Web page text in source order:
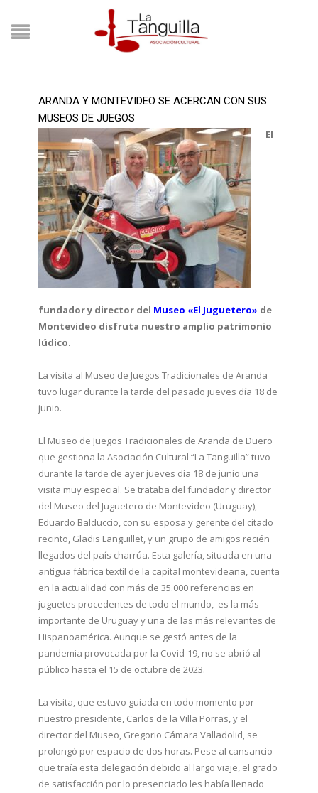
ARANDA Y MONTEVIDEO SE ACERCAN CON SUS
MUSEOS DE JUEGOS
El
fundador y director del Museo «El Juguetero» de
Montevideo disfruta nuestro amplio patrimonio
lúdico.
La visita al Museo de Juegos Tradicionales de Aranda
tuvo lugar durante la tarde del pasado jueves día 18 de
junio.
El Museo de Juegos Tradicionales de Aranda de Duero
que gestiona la Asociación Cultural “La Tanguilla” tuvo
durante la tarde de ayer jueves día 18 de junio una
visita muy especial. Se trataba del fundador y director
del Museo del Juguetero de Montevideo (Uruguay),
Eduardo Balduccio, con su esposa y gerente del citado
recinto, Gladis Languillet, y un grupo de amigos recién
llegados del país charrúa. Esta galería, situada en una
antigua fábrica textil de la capital montevideana, cuenta
en la actualidad con más de 35.000 referencias en
juguetes procedentes de todo el mundo, es la más
importante de Uruguay y una de las más relevantes de
Hispanoamérica. Aunque se gestó antes de la
pandemia provocada por la Covid-19, no se abrió al
público hasta el 15 de octubre de 2023.
La visita, que estuvo guiada en todo momento por
nuestro presidente, Carlos de la Villa Porras, y el
director del Museo, Gregorio Cámara Valladolid, se
prolongó por espacio de dos horas. Pese al cansancio
que traía esta delegación debido al largo viaje, el grado
de satisfacción por lo presenciado les había llenado